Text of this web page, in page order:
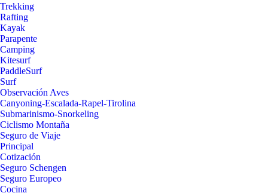
Trekking
Rafting
Kayak
Parapente
Camping
Kitesurf
PaddleSurf
Surf
Observación Aves
Canyoning-Escalada-Rapel-Tirolina
Submarinismo-Snorkeling
Ciclismo Montaña
Seguro de Viaje
Principal
Cotización
Seguro Schengen
Seguro Europeo
Cocina